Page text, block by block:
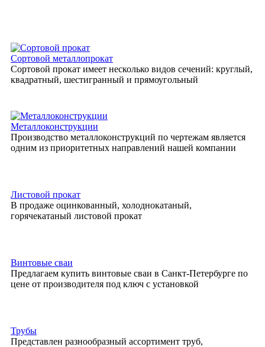
Сортовой металлопрокат
Сортовой прокат имеет несколько видов сечений: круглый,
квадратный, шестигранный и прямоугольный
Металлоконструкции
Производство металлоконструкций по чертежам является
одним из приоритетных направлений нашей компании
Листовой прокат
В продаже оцинкованный, холоднокатаный,
горячекатаный листовой прокат
Винтовые сваи
Предлагаем купить винтовые сваи в Санкт-Петербурге по
цене от производителя под ключ с установкой
Трубы
Представлен разнообразный ассортимент труб,